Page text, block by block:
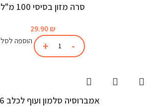
סרה מזון בסיסי 100 מ"ל
29.90 ₪
הוספה לסל
אמברוסיה סלמון ועוף לכלב 6 ק"ג